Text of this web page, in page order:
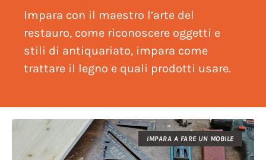
Impara con il maestro l’arte del
restauro, come riconoscere oggetti e
stili di antiquariato, impara come
trattare il legno e quali prodotti usare.
IMPARA A FARE UN MOBILE